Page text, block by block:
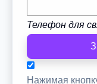
Телефон для
Нажимая